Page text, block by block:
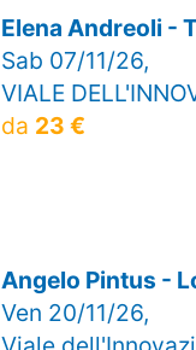
Elena Andreoli -
Sab 07/11/26,
VIALE
da 23 €
Angelo Pintus -
Ven 20/11/26,